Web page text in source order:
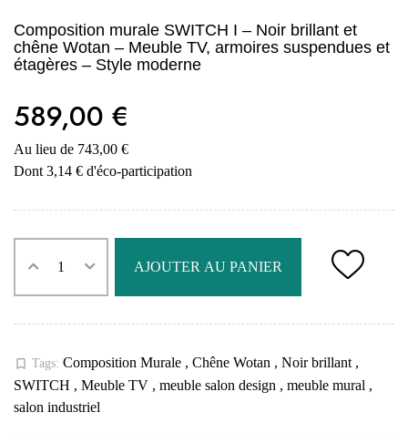
Composition murale SWITCH I – Noir brillant et
chêne Wotan – Meuble TV, armoires suspendues et
étagères – Style moderne
589,00 €
Au lieu de 743,00 €
Dont 3,14 € d'éco-participation
AJOUTER AU PANIER
bookmark_border Tags: Composition Murale , Chêne Wotan , Noir brillant ,
SWITCH , Meuble TV , meuble salon design , meuble mural ,
salon industriel